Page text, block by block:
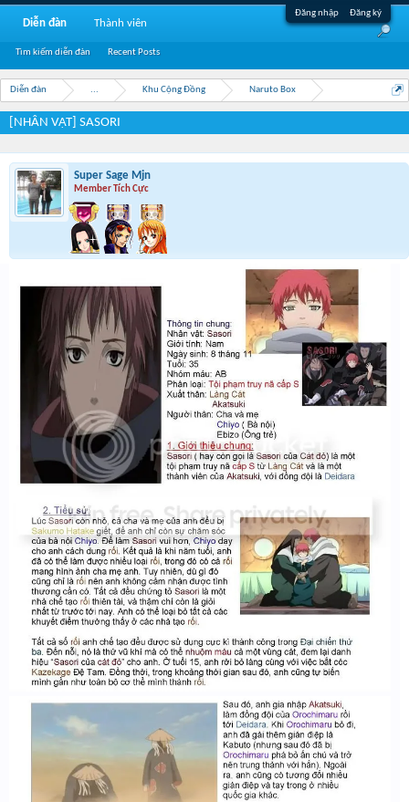
Đăng nhập Đăng ký
Diễn đàn ... Khu Cộng Đồng Naruto Box
[NHÂN VẬT] SASORI
Super Sage Mjn
Member Tích Cực
Diễn đàn
Tìm kiếm diễn đàn Recent Posts
Thành viên